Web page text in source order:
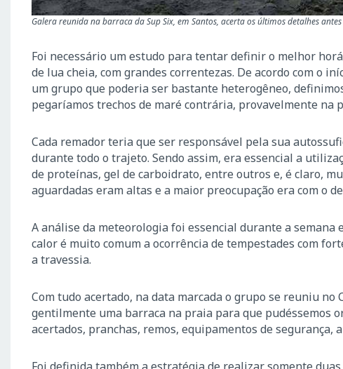
Galera reunida na barraca da Sup Six, em Santos, acerta os últimos detalhes
Foi necessário um estudo para tentar definir o melhor
de lua cheia, com grandes correntezas. De acordo com o
um grupo que poderia ser bastante heterogêneo,
pegaríamos trechos de maré contrária, provavelmente na
Cada remador teria que ser responsável pela sua
durante todo o trajeto. Sendo assim, era essencial a
de proteínas, gel de carboidrato, entre outros e, é claro,
aguardadas eram altas e a maior preocupação era com o
A análise da meteorologia foi essencial durante a
calor é muito comum a ocorrência de tempestades com
a travessia.
Com tudo acertado, na data marcada o grupo se reuniu no
gentilmente uma barraca na praia para que pudéssemos
acertados, pranchas, remos, equipamentos de segurança,